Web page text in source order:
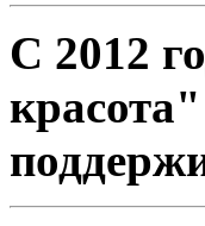
С 2012